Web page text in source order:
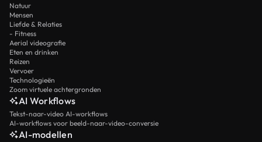
Natuur
Mensen
Liefde & Relaties
- Fitness
Aerial videografie
Eten en drinken
Reizen
Vervoer
Technologieën
Zoom virtuele achtergronden
AI Workflows
Tekst-naar-video AI-workflows
AI-workflows voor beeld-naar-video-conversie
AI-modellen